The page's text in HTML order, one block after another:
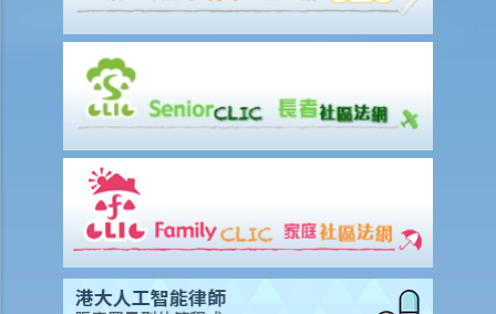
3. 警务人员可否要求我出示身分证？
4. 准雇主可否在面试时记录我的身分证号码或收集我的身分证副本？
5. 若果我接受聘约，雇主可否收集我的身分证副本？
6. 如我申请成为会所会员，该会所可否要求我提供身分证号码及身分证
7. 如我申请流动电话服务，有关公司可否记录我的身分证号码或收集我
的身分证副本？
8. 当我申请成为银行/保险公司的客户时，该等机构可否收集我的身分证
9. 当我提供身分证号码或身分证副本给其他人时，需要注意甚么?